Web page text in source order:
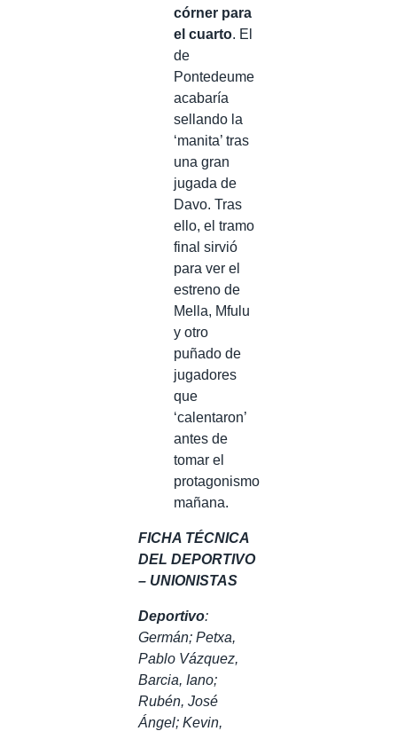
córner para
el cuarto. El
de
Pontedeume
acabaría
sellando la
‘manita’ tras
una gran
jugada de
Davo. Tras
ello, el tramo
final sirvió
para ver el
estreno de
Mella, Mfulu
y otro
puñado de
jugadores
que
‘calentaron’
antes de
tomar el
protagonismo
mañana.
FICHA TÉCNICA
DEL DEPORTIVO
– UNIONISTAS
Deportivo:
Germán; Petxa,
Pablo Vázquez,
Barcia, Iano;
Rubén, José
Ángel; Kevin,